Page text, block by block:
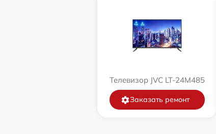
Телевизор JVC LT-24M485
Заказать ремонт